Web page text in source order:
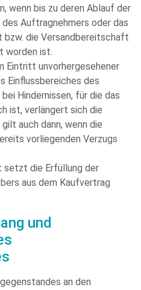
wenn bis zu deren Ablauf der
Auftragnehmers oder das
die Versandbereitschaft
worden ist.
Eintritt unvorhergesehener
Einflussbereiches des
Hindernissen, für die das
ist, verlängert sich die
auch dann, wenn die
vorliegenden Verzugs
setzt die Erfüllung der
aus dem Kaufvertrag
und
an den